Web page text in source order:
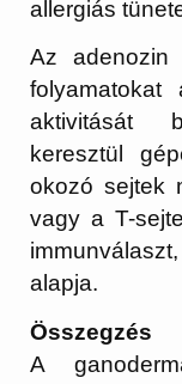
allergiás
Az adenozin
folyamatokat
aktivitását
keresztül
okozó sejtek
vagy a T-
alapja.
Összegzés
A